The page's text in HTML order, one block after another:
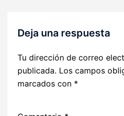
Deja una respuesta
Tu dirección de correo
publicada. Los campos
marcados con *